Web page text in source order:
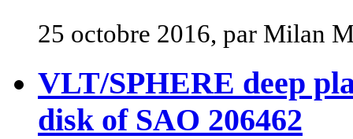
25 octobre 2016, par Milan
VLT/SPHERE deep
disk of SAO 206462